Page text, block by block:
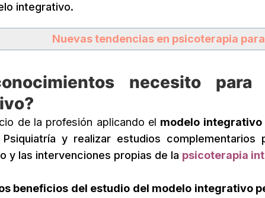
integrativo.
Nuevas tendencias en psicoterapia
necesito
de la profesión aplicando el modelo integrativo
Psiquiatría y realizar estudios
y las intervenciones propias de la psicoterapia
beneficios del estudio del modelo integrativo